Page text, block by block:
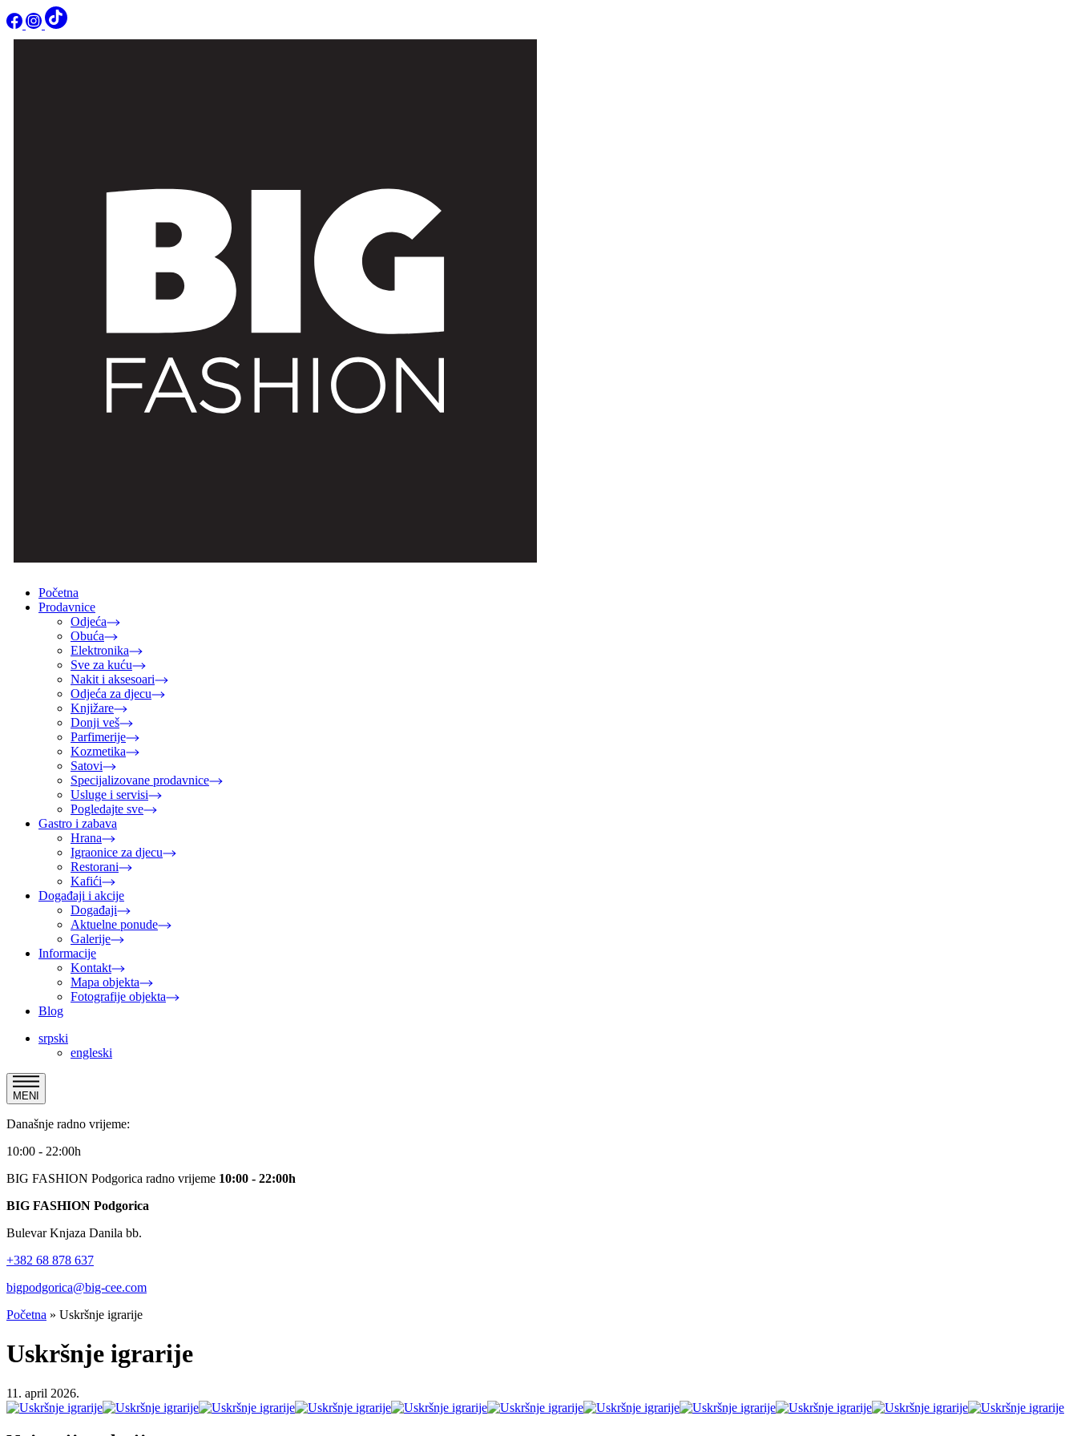
Početna
Prodavnice
Odjeća
Obuća
Elektronika
Sve za kuću
Nakit i aksesoari
Odjeća za djecu
Knjižare
Donji veš
Parfimerije
Kozmetika
Satovi
Specijalizovane prodavnice
Usluge i servisi
Pogledajte sve
Gastro i zabava
Hrana
Igraonice za djecu
Restorani
Kafići
Događaji i akcije
Događaji
Aktuelne ponude
Galerije
Informacije
Kontakt
Mapa objekta
Fotografije objekta
Blog
srpski
engleski
MENI
Današnje radno vrijeme:
10:00 - 22:00h
BIG FASHION Podgorica radno vrijeme 10:00 - 22:00h
BIG FASHION Podgorica
Bulevar Knjaza Danila bb.
+382 68 878 637
bigpodgorica@big-cee.com
Početna » Uskršnje igrarije
Uskršnje igrarije
11. april 2026.